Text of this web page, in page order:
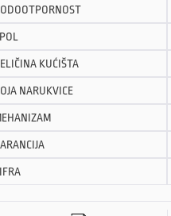
KUĆIŠTA
NARUKVICE